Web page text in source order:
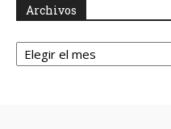
Archivos
Archivos